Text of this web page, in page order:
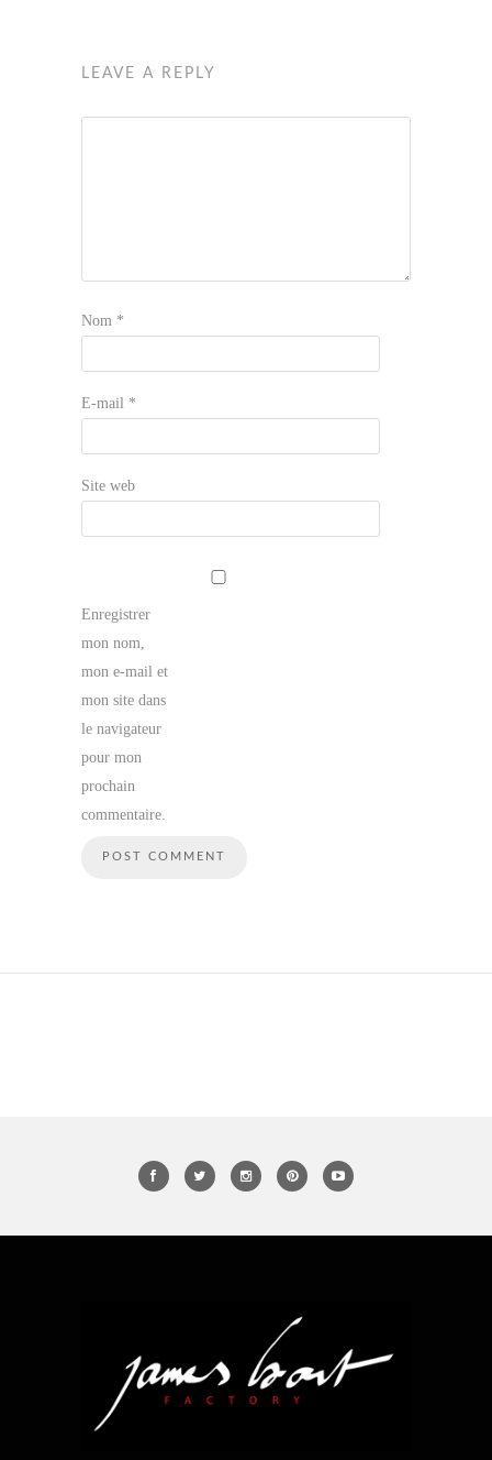
LEAVE A REPLY
Nom *
E-mail *
Site web
Enregistrer
mon nom,
mon e-mail et
mon site dans
le navigateur
pour mon
prochain
commentaire.